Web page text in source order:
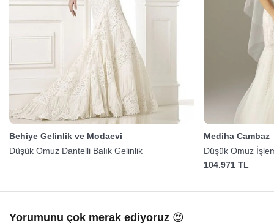
Behiye Gelinlik ve Modaevi
Düşük Omuz Dantelli Balık Gelinlik
Mediha Cambaz
Düşük Omuz
104.971 TL
Yorumunu çok merak ediyoruz 😍